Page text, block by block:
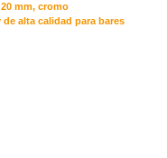
mm, cromo
alta calidad para bares